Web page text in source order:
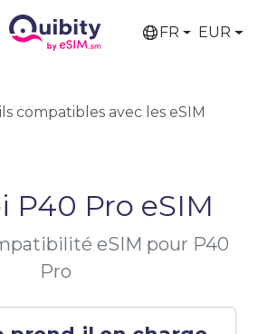
FR EUR
compatibles avec les eSIM
P40 Pro eSIM
eSIM pour P40
Pro